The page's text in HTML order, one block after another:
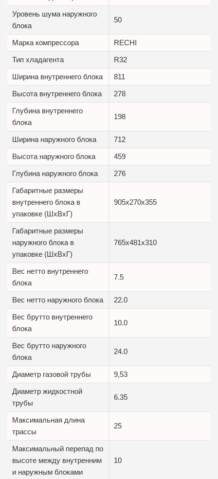
Уровень шума наружного
блока
50
Марка компрессора RECHI
Тип хладагента R32
Ширина внутреннего блока 811
Высота внутреннего блока 278
Глубина внутреннего
блока
198
Ширина наружного блока 712
Высота наружного блока 459
Глубина наружного блока 276
Габаритные размеры
внутреннего блока в
упаковке (ШxВxГ)
905x270x355
Габаритные размеры
наружного блока в
упаковке (ШxВxГ)
765x481x310
Вес нетто внутреннего
блока
7.5
Вес нетто наружного блока 22.0
Вес брутто внутреннего
блока
10.0
Вес брутто наружного
блока
24.0
Диаметр газовой трубы 9,53
Диаметр жидкостной
трубы
6.35
Максимальная длина
трассы
25
Максимальный перепад по
высоте между внутренним
и наружным блоками
10